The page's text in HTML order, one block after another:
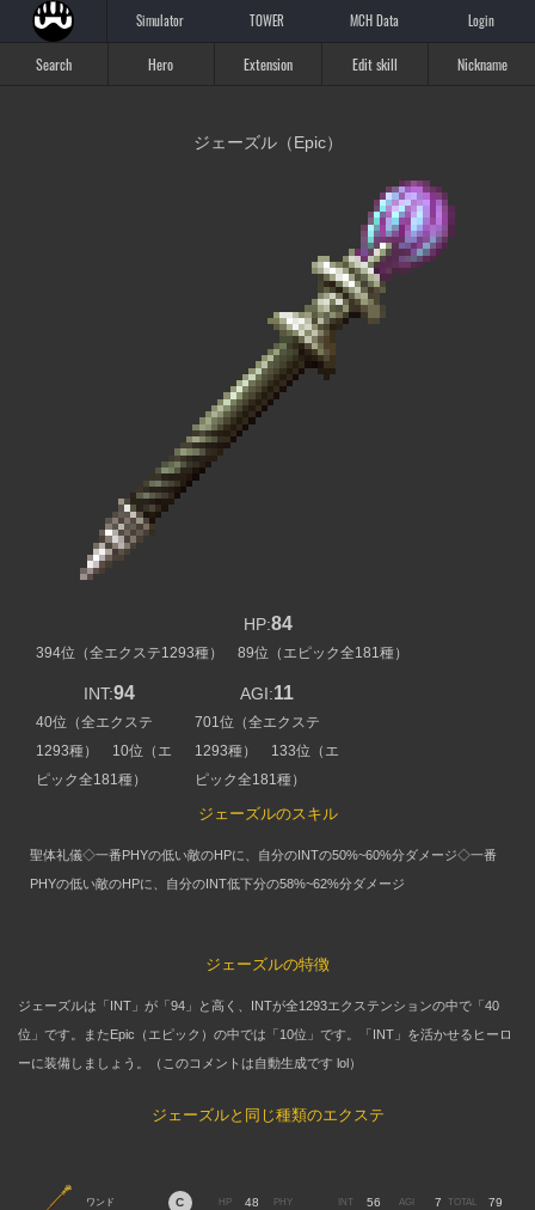
Simulator TOWER MCH Data Login
Search Hero Extension Edit skill Nickname
ジェーズル（Epic）
HP:84
394位（全エクステ1293種） 89位（エピック全181種）
INT:94
40位（全エクステ
1293種） 10位（エ
ピック全181種）
AGI:11
701位（全エクステ
1293種） 133位（エ
ピック全181種）
ジェーズルのスキル
聖体礼儀◇一番PHYの低い敵のHPに、自分のINTの50%~60%分ダメージ◇一番
PHYの低い敵のHPに、自分のINT低下分の58%~62%分ダメージ
ジェーズルの特徴
ジェーズルは「INT」が「94」と高く、INTが全1293エクステンションの中で「40
位」です。またEpic（エピック）の中では「10位」です。「INT」を活かせるヒーロ
ーに装備しましょう。（このコメントは自動生成です lol）
ジェーズルと同じ種類のエクステ
ワンド 48 56 7 79